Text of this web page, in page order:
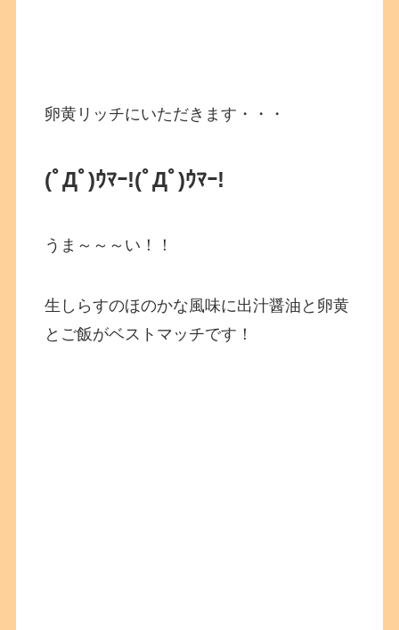
卵黄リッチにいただきます・・・
(ﾟДﾟ)ｳﾏｰ!(ﾟДﾟ)ｳﾏｰ!
うま～～～い！！
生しらすのほのかな風味に出汁醤油と卵黄
とご飯がベストマッチです！